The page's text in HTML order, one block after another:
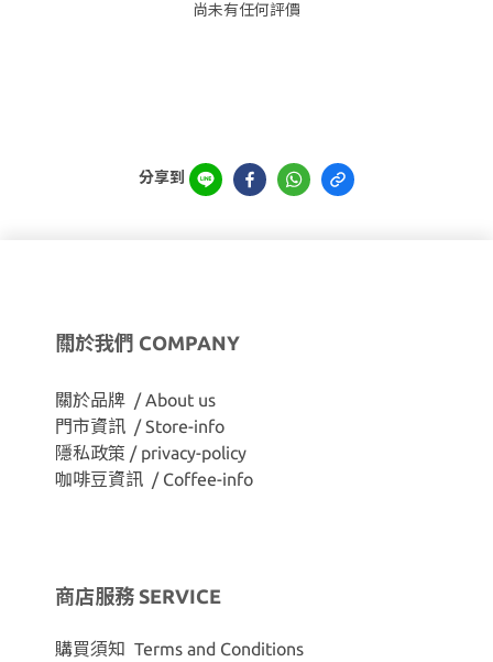
尚未有任何評價
分享到
關於我們 COMPANY
關於品牌 / About us
門市資訊 / Store-info
隱私政策 / privacy-policy
咖啡豆資訊 / Coffee-info
商店服務 SERVICE
購買須知 Terms and Conditions